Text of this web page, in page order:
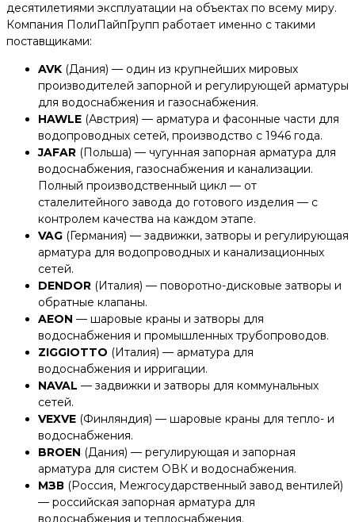
десятилетиями эксплуатации на объектах по всему миру.
Компания ПолиПайпГрупп работает именно с такими
поставщиками:
AVK (Дания) — один из крупнейших мировых
производителей запорной и регулирующей арматуры
для водоснабжения и газоснабжения.
HAWLE (Австрия) — арматура и фасонные части для
водопроводных сетей, производство с 1946 года.
JAFAR (Польша) — чугунная запорная арматура для
водоснабжения, газоснабжения и канализации.
Полный производственный цикл — от
сталелитейного завода до готового изделия — с
контролем качества на каждом этапе.
VAG (Германия) — задвижки, затворы и регулирующая
арматура для водопроводных и канализационных
сетей.
DENDOR (Италия) — поворотно-дисковые затворы и
обратные клапаны.
AEON — шаровые краны и затворы для
водоснабжения и промышленных трубопроводов.
ZIGGIOTTO (Италия) — арматура для
водоснабжения и ирригации.
NAVAL — задвижки и затворы для коммунальных
сетей.
VEXVE (Финляндия) — шаровые краны для тепло- и
водоснабжения.
BROEN (Дания) — регулирующая и запорная
арматура для систем ОВК и водоснабжения.
МЗВ (Россия, Межгосударственный завод вентилей)
— российская запорная арматура для
водоснабжения и теплоснабжения.